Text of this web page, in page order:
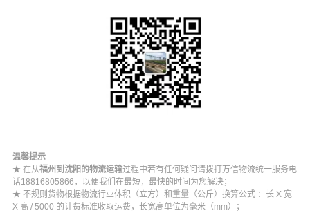
温馨提示
★ 在从福州到沈阳的物流运输过程中若有任何疑问请拨打万信物流统一服务电
话18816805866，以便我们在最短，最快的时间为您解决；
★ 不规则货物根据物流行业体积（立方）和重量（公斤）换算公式 ：长 X 宽
X 高 / 5000 的计费标准收取运费，长宽高单位为毫米（mm）；